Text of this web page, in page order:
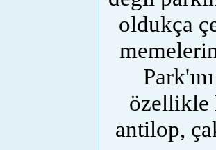
oldukça
özellikle
antilop,